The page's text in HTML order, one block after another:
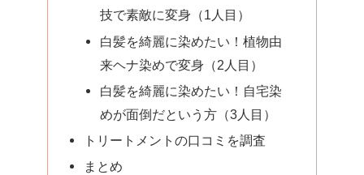
技で素敵に変身（1人目）
白髪を綺麗に染めたい！植物由
来ヘナ染めで変身（2人目）
白髪を綺麗に染めたい！自宅染
めが面倒だという方（3人目）
トリートメントの口コミを調査
まとめ